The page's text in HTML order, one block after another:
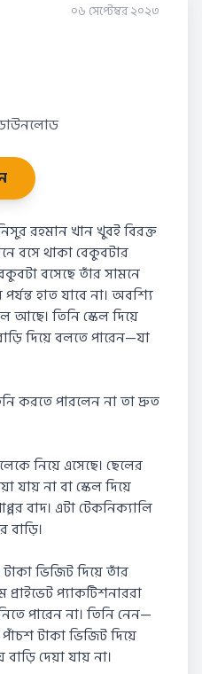
০৬ সেপ্টেম্বর ২০২৩
রহমান খান খুবই বিরক্ত
বসে থাকা বেকুবটার
বসেছে তাঁর সামনে
হাত যাবে না। অবশ্যি
আছে। তিনি স্কেল দিয়ে
দিয়ে বলতে পারেন—যা
করতে পারলেন না তা দ্রুত
নিয়ে এসেছে। ছেলের
যায় না বা স্কেল দিয়ে
বাদ। এটা টেকনিক্যালি
বাড়ি।
ভিজিট দিয়ে তাঁর
প্যাকটিশনাররা
পারেন না। তিনি নেন—
টাকা ভিজিট দিয়ে
দেয়া যায় না।